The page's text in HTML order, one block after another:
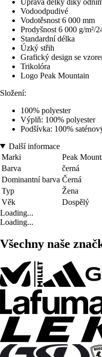
Vodoodpudivé
Vodotěsnost 6 000 mm
Prodyšnost 6 000 g/m²/
Standardní délka
Úzký střih
Grafický design se
Trikolóra
Logo Peak Mountain
Složení:
100% polyester
Výplň: 100% polyester
Podšívka: 100%
Další informace
Marki
Peak
Barva
černá
Dominantní barva Černá
Typ
Žena
Věk
Dospělý
Loading...
Loading...
Všechny naše